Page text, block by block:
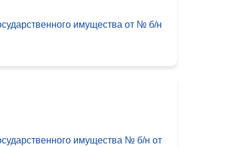
имущества от № б/н
имущества № б/н от